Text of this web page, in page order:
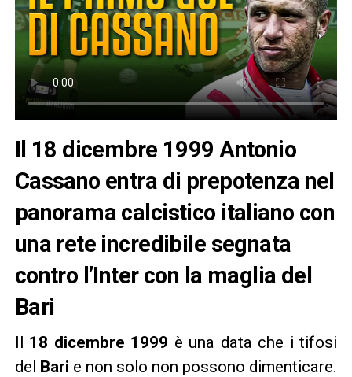
Il 18 dicembre 1999 Antonio
Cassano entra di prepotenza nel
panorama calcistico italiano con
una rete incredibile segnata
contro l’Inter con la maglia del
Bari
Il 18 dicembre 1999 è una data che i tifosi
del Bari e non solo non possono dimenticare.